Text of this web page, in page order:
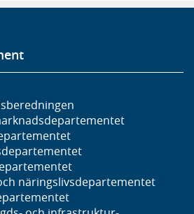
näringslivs­departementet